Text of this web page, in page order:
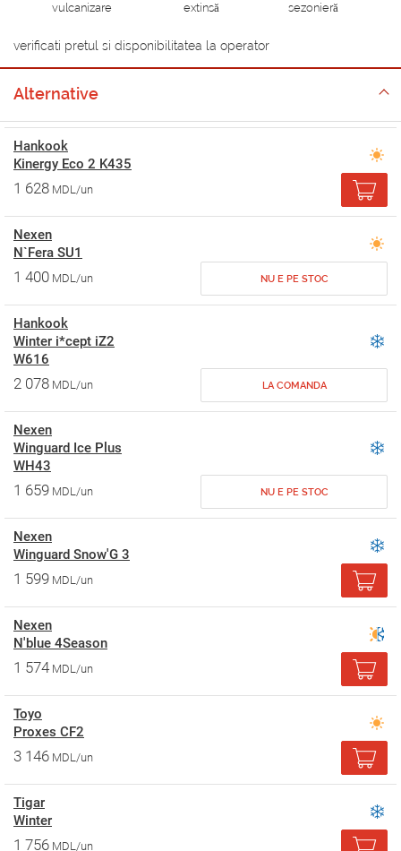
vulcanizare
extinsă
sezonieră
verificati pretul si disponibilitatea la operator
Alternative
Hankook
Kinergy Eco 2 K435
1 628 MDL/un
Nexen
N`Fera SU1
1 400 MDL/un NU E PE STOC
Hankook
Winter i*cept iZ2
W616
2 078 MDL/un LA COMANDA
Nexen
Winguard Ice Plus
WH43
1 659 MDL/un NU E PE STOC
Nexen
Winguard Snow'G 3
1 599 MDL/un
Nexen
N'blue 4Season
1 574 MDL/un
Toyo
Proxes CF2
3 146 MDL/un
Tigar
Winter
1 756 MDL/un